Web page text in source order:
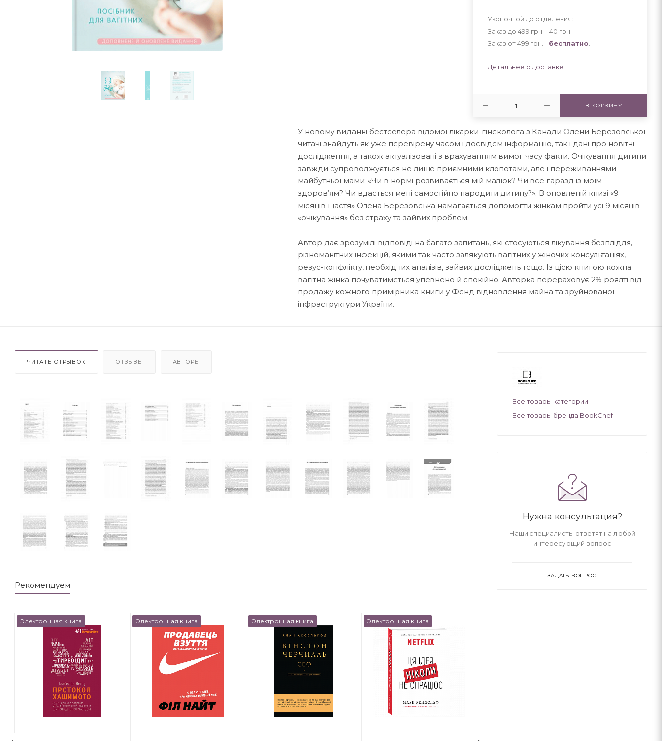
Укрпочтой до отделения:
Заказ до 499 грн. - 40 грн
Заказ от 499 грн. - бесплатно
Детальнее о доставке
В КОРЗИНУ
У новому виданні бестселера відомої лікарки-гінеколога з Канади Олени Березовської
читачі знайдуть як уже перевірену часом і досвідом інформацію, так і дані про новітні
дослідження, а також актуалізовані з врахуванням вимог часу факти. Очікування дитини
завжди супроводжується не лише приємними клопотами, але і переживаннями
майбутньої мами: «Чи в нормі розвивається мій малюк? Чи все гаразд із моїм
здоров’ям? Чи вдасться мені самостійно народити дитину?». В оновленій книзі «9
місяців щастя» Олена Березовська намагається допомогти жінкам пройти усі 9 місяців
«очікування» без страху та зайвих проблем.
Автор дає зрозумілі відповіді на багато запитань, які стосуються лікування безпліддя,
різноманітних інфекцій, якими так часто залякують вагітних у жіночих консультаціях,
резус-конфлікту, необхідних аналізів, зайвих досліджень тощо. Із цією книгою кожна
вагітна жінка почуватиметься упевнено й спокійно. Авторка перераховує 2% роялті від
продажу кожного примірника книги у Фонд відновлення майна та зруйнованої
інфраструктури України.
ЧИТАТЬ ОТРЫВОК ОТЗЫВЫ АВТОРЫ
Рекомендуем
Электронная книга Электронная книга Электронная книга Электронная книга
Все товары категории
Все товары бренда BookChef
Нужна консультация?
Наши специалисты ответят на любой
интересующий вопрос
ЗАДАТЬ ВОПРОС